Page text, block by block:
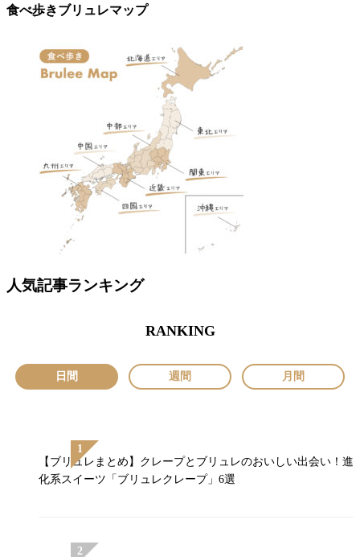
食べ歩きブリュレマップ
人気記事ランキング
RANKING
日間 週間 月間
【ブリュレまとめ】クレープとブリュレのおいしい出会い！進
化系スイーツ「ブリュレクレープ」6選